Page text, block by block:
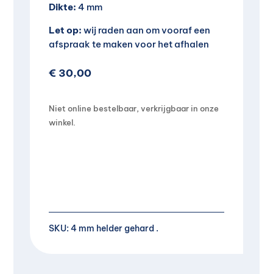
Dikte: 4 mm
Let op: wij raden aan om vooraf een
afspraak te maken voor het afhalen
€ 30,00
Niet online bestelbaar, verkrijgbaar in onze
winkel.
SKU: 4 mm helder gehard